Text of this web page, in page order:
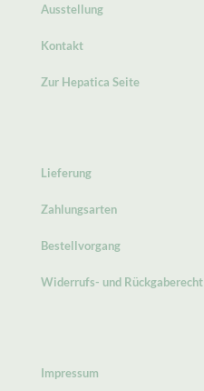
Ausstellung
Kontakt
Zur Hepatica Seite
Lieferung
Zahlungsarten
Bestellvorgang
Widerrufs- und Rückgaberecht
Impressum